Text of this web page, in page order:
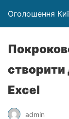
Оголошення
створити
Excel
admin